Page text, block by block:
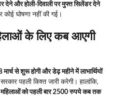
देने और होली-दिवाली पर मुफ्त सिलेंडर देने
घोषणा नहीं की गई।
के लिए कब आएगी
मार्च से शुरू होगी और डेढ़ महीने में लाभार्थियों
पहली किश्त जारी करेगी। हालांकि,
महिलाओं को पहली बार 2500 रुपये कब तक